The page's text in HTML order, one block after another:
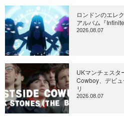
ロンドンのエレ
アルバム『
2026.08.07
UKマンチェスタ
Cowboy、デビ
リ
2026.08.07